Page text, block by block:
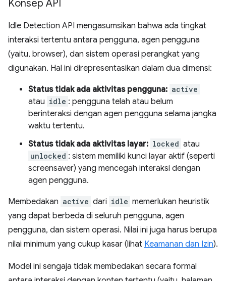
Konsep API
Idle Detection API mengasumsikan bahwa ada tingkat
interaksi tertentu antara pengguna, agen pengguna
(yaitu, browser), dan sistem operasi perangkat yang
digunakan. Hal ini direpresentasikan dalam dua dimensi:
Status tidak ada aktivitas pengguna: active
atau idle : pengguna telah atau belum
berinteraksi dengan agen pengguna selama jangka
waktu tertentu.
Status tidak ada aktivitas layar: locked atau
unlocked : sistem memiliki kunci layar aktif (seperti
screensaver) yang mencegah interaksi dengan
agen pengguna.
Membedakan active dari idle memerlukan heuristik
yang dapat berbeda di seluruh pengguna, agen
pengguna, dan sistem operasi. Nilai ini juga harus berupa
nilai minimum yang cukup kasar (lihat Keamanan dan Izin).
Model ini sengaja tidak membedakan secara formal